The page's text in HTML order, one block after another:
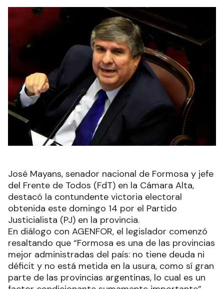
José Mayans, senador nacional de Formosa y jefe
del Frente de Todos (FdT) en la Cámara Alta,
destacó la contundente victoria electoral
obtenida este domingo 14 por el Partido
Justicialista (PJ) en la provincia.
En diálogo con AGENFOR, el legislador comenzó
resaltando que “Formosa es una de las provincias
mejor administradas del país: no tiene deuda ni
déficit y no está metida en la usura, como sí gran
parte de las provincias argentinas, lo cual es un